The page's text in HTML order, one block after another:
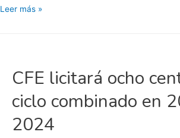
Piden
contaminación
BCS
Leer más »
CFE licitará ocho
ciclo combinado en
2024